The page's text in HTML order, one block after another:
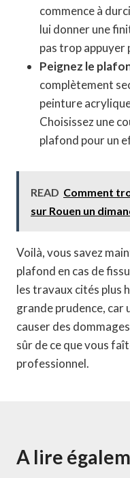
commence à
lui donner une
pas trop appuyer
Peignez le
complètement
peinture
Choisissez une
plafond pour un
READ Comment
sur Rouen un
Voilà, vous savez
plafond en cas de
les travaux cités plus
grande prudence, car
causer des
sûr de ce que vous
professionnel.
A lire